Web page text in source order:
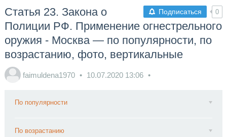
Подписаться 0
Статья 23. Закона о
Полиции РФ. Применение огнестрельного
оружия - Москва — по популярности, по
возрастанию, фото, вертикальные
faimuldena1970 10.07.2020 13:06
По популярности
По возрастанию